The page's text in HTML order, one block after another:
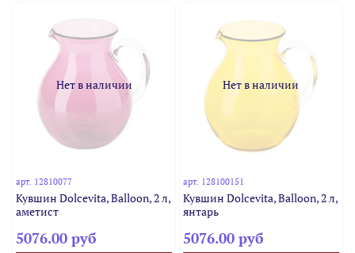
Нет в наличии
арт. 12810077
Кувшин Dolcevita, Balloon, 2 л,
аметист
5076.00 руб
Нет в наличии
арт. 128100151
Кувшин Dolcevita, Balloon, 2 л,
янтарь
5076.00 руб